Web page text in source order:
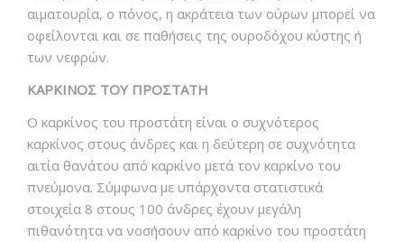
αιματουρία, ο πόνος, η ακράτεια των ούρων μπορεί να
οφείλονται και σε παθήσεις της ουροδόχου κύστης ή
των νεφρών.
ΚΑΡΚΙΝΟΣ ΤΟΥ ΠΡΟΣΤΑΤΗ
Ο καρκίνος του προστάτη είναι ο συχνότερος
καρκίνος στους άνδρες και η δεύτερη σε συχνότητα
αιτία θανάτου από καρκίνο μετά τον καρκίνο του
πνεύμονα. Σύμφωνα με υπάρχοντα στατιστικά
στοιχεία 8 στους 100 άνδρες έχουν μεγάλη
πιθανότητα να νοσήσουν από καρκίνο του προστάτη